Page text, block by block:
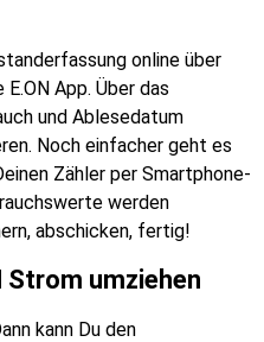
online über
App. Über das
und Ablesedatum
Noch einfacher geht es
Zähler per Smartphone-
werden
abschicken, fertig!
Strom umziehen
kann Du den